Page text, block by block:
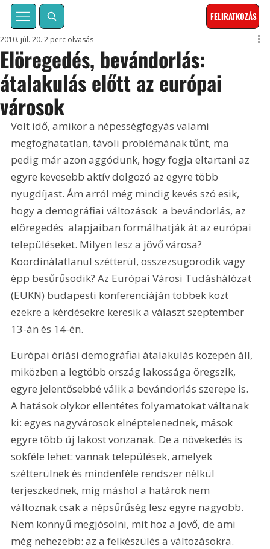
FELIRATKOZÁS
Elöregedés, bevándorlás:
átalakulás előtt az európai
városok
2010. júl. 20. 2 perc olvasás
Volt idő, amikor a népességfogyás valami
megfoghatatlan, távoli problémának tűnt, ma
pedig már azon aggódunk, hogy fogja eltartani az
egyre kevesebb aktív dolgozó az egyre több
nyugdíjast. Ám arról még mindig kevés szó esik,
hogy a demográfiai változások  a bevándorlás, az
elöregedés  alapjaiban formálhatják át az európai
településeket. Milyen lesz a jövő városa?
Koordinálatlanul szétterül, összezsugorodik vagy
épp besűrűsödik? Az Európai Városi Tudáshálózat
(EUKN) budapesti konferenciáján többek közt
ezekre a kérdésekre keresik a választ szeptember
13-án és 14-én.
Európai óriási demográfiai átalakulás közepén áll,
miközben a legtöbb ország lakossága öregszik,
egyre jelentősebbé válik a bevándorlás szerepe is.
A hatások olykor ellentétes folyamatokat váltanak
ki: egyes nagyvárosok elnéptelenednek, mások
egyre több új lakost vonzanak. De a növekedés is
sokféle lehet: vannak települések, amelyek
szétterülnek és mindenféle rendszer nélkül
terjeszkednek, míg máshol a határok nem
változnak csak a népsűrűség lesz egyre nagyobb.
Nem könnyű megjósolni, mit hoz a jövő, de ami
még nehezebb: az a felkészülés a változásokra.